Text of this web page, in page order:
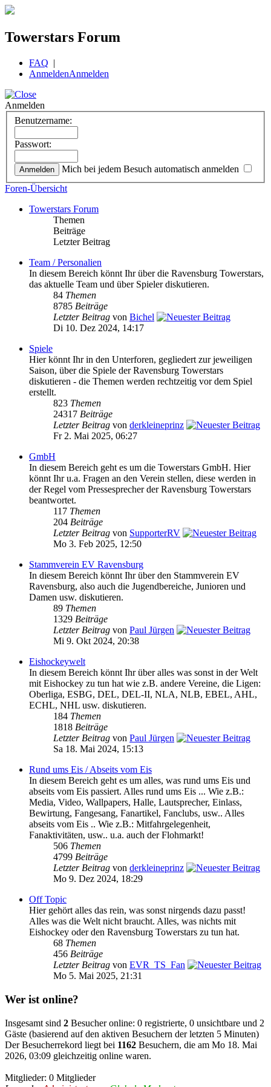
Towerstars Forum
FAQ |
AnmeldenAnmelden
Anmelden
Benutzername:
Passwort:
Mich bei jedem Besuch automatisch anmelden
Foren-Übersicht
Towerstars Forum
Themen
Beiträge
Letzter Beitrag
Team / Personalien
In diesem Bereich könnt Ihr über die Ravensburg Towerstars,
das aktuelle Team und über Spieler diskutieren.
84 Themen
8785 Beiträge
Letzter Beitrag von Bichel
Di 10. Dez 2024, 14:17
Spiele
Hier könnt Ihr in den Unterforen, gegliedert zur jeweiligen
Saison, über die Spiele der Ravensburg Towerstars
diskutieren - die Themen werden rechtzeitig vor dem Spiel
erstellt.
823 Themen
24317 Beiträge
Letzter Beitrag von derkleineprinz
Fr 2. Mai 2025, 06:27
GmbH
In diesem Bereich geht es um die Towerstars GmbH. Hier
könnt Ihr u.a. Fragen an den Verein stellen, diese werden in
der Regel vom Pressesprecher der Ravensburg Towerstars
beantwortet.
117 Themen
204 Beiträge
Letzter Beitrag von SupporterRV
Mo 3. Feb 2025, 12:50
Stammverein EV Ravensburg
In diesem Bereich könnt Ihr über den Stammverein EV
Ravensburg, also auch die Jugendbereiche, Junioren und
Damen usw. diskutieren.
89 Themen
1329 Beiträge
Letzter Beitrag von Paul Jürgen
Mi 9. Okt 2024, 20:38
Eishockeywelt
In diesem Bereich könnt Ihr über alles was sonst in der Welt
mit Eishockey zu tun hat wie z.B. andere Vereine, die Ligen:
Oberliga, ESBG, DEL, DEL-II, NLA, NLB, EBEL, AHL,
ECHL, NHL usw. diskutieren.
184 Themen
1818 Beiträge
Letzter Beitrag von Paul Jürgen
Sa 18. Mai 2024, 15:13
Rund ums Eis / Abseits vom Eis
In diesem Bereich geht es um alles, was rund ums Eis und
abseits vom Eis passiert. Alles rund ums Eis ... Wie z.B.:
Media, Video, Wallpapers, Halle, Lautsprecher, Einlass,
Bewirtung, Fangesang, Fanartikel, Fanclubs, usw.. Alles
abseits vom Eis .. Wie z.B.: Mitfahrgelegenheit,
Fanaktivitäten, usw.. u.a. auch der Flohmarkt!
506 Themen
4799 Beiträge
Letzter Beitrag von derkleineprinz
Mo 9. Dez 2024, 18:29
Off Topic
Hier gehört alles das rein, was sonst nirgends dazu passt!
Alles was die Welt nicht braucht. Alles, was nichts mit
Eishockey oder den Ravensburg Towerstars zu tun hat.
68 Themen
456 Beiträge
Letzter Beitrag von EVR_TS_Fan
Mo 5. Mai 2025, 21:31
Wer ist online?
Insgesamt sind 2 Besucher online: 0 registrierte, 0 unsichtbare und 2
Gäste (basierend auf den aktiven Besuchern der letzten 5 Minuten)
Der Besucherrekord liegt bei 1162 Besuchern, die am Mo 18. Mai
2026, 03:09 gleichzeitig online waren.
Mitglieder: 0 Mitglieder